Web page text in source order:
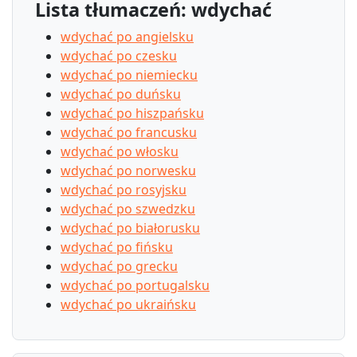
Lista tłumaczeń: wdychać
wdychać po angielsku
wdychać po czesku
wdychać po niemiecku
wdychać po duńsku
wdychać po hiszpańsku
wdychać po francusku
wdychać po włosku
wdychać po norwesku
wdychać po rosyjsku
wdychać po szwedzku
wdychać po białorusku
wdychać po fińsku
wdychać po grecku
wdychać po portugalsku
wdychać po ukraińsku